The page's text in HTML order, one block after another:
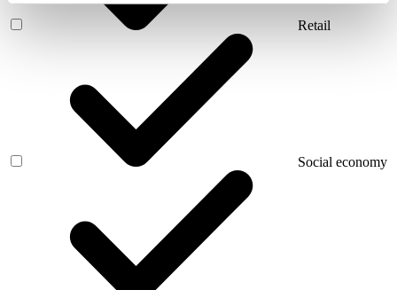
Retail
Social economy